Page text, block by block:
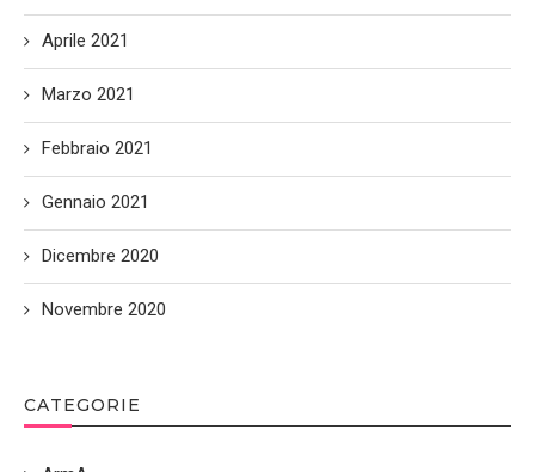
Aprile 2021
Marzo 2021
Febbraio 2021
Gennaio 2021
Dicembre 2020
Novembre 2020
CATEGORIE